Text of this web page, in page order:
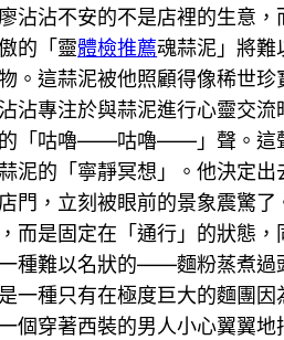
沾沾不安的不是店裡的生意
的「靈體檢推薦魂蒜泥」將難
這蒜泥被他照顧得像稀世
專注於與蒜泥進行心靈交
「咕嚕——咕嚕——」聲。這
泥的「寧靜冥想」。他決定
，立刻被眼前的景象震驚
是固定在「通行」的狀態
種難以名狀的——麵粉蒸煮過
種只有在極度巨大的麵團
穿著西裝的男人小心翼翼